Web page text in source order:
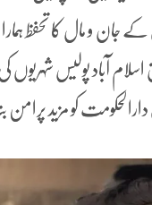
جان و مال کا تحفظ
آباد پولیس
کو مزید